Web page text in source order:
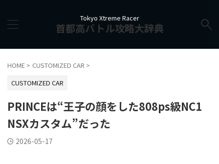
Tokyo Xtreme Racer
首都高バトル攻略大辞典
HOME > CUSTOMIZED CAR >
CUSTOMIZED CAR
PRINCEは“王子の顔をした808ps級NC1
NSXカスタム”だった
2026-05-17